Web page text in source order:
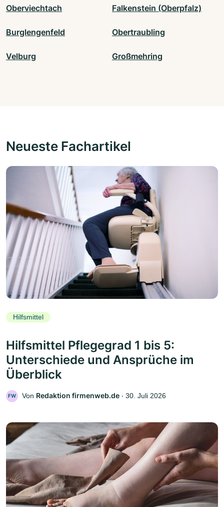
Oberviechtach Falkenstein (Oberpfalz)
Burglengenfeld Obertraubling
Velburg Großmehring
Neueste Fachartikel
Hilfsmittel
Hilfsmittel Pflegegrad 1 bis 5:
Unterschiede und Ansprüche im
Überblick
FW Von Redaktion firmenweb.de ‧ 30. Juli 2026